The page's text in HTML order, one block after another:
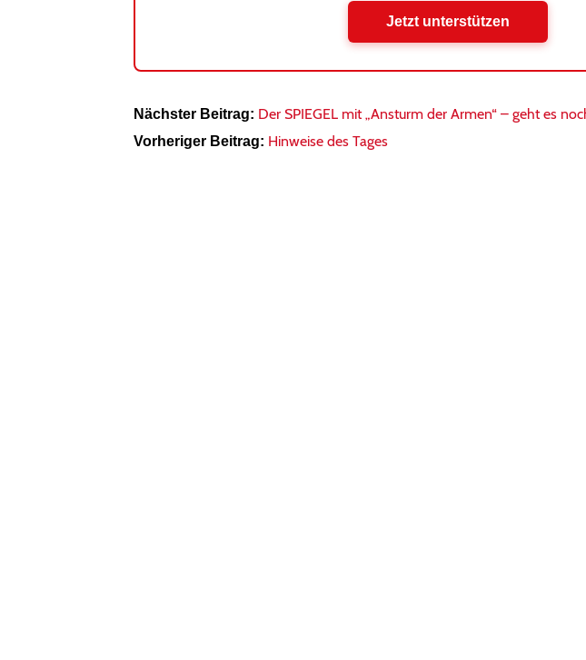
Jetzt unterstützen
Nächster Beitrag: Der SPIEGEL mit „Ansturm der Armen“ – geht es
Vorheriger Beitrag: Hinweise des Tages